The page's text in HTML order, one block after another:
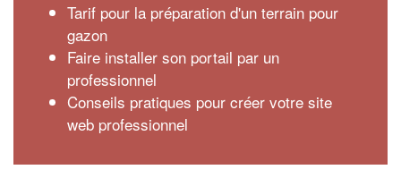
Tarif pour la préparation d'un terrain pour
gazon
Faire installer son portail par un
professionnel
Conseils pratiques pour créer votre site
web professionnel